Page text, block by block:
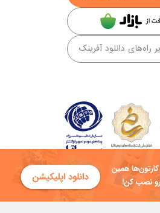
راه‌های دانلود آفرینک
فناوی هفت آسمان توکان تعلق دارد و